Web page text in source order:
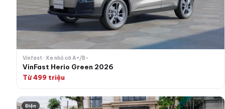
Vinfast · Xe nhỏ cỡ A+/B-
VinFast Herio Green 2026
Từ 499 triệu
VinFast Limo Green 2026
Điện